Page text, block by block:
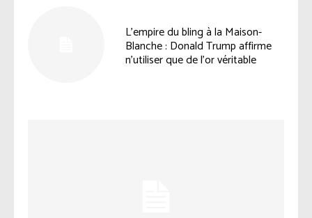
L’empire du bling à la Maison-
Blanche : Donald Trump affirme
n’utiliser que de l’or véritable